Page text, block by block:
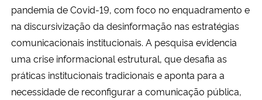
Advocacia-Geral da União
Banco Central do Brasil
Planalto
pandemia de Covid-19, com foco no enquadramento e
na discursivização da desinformação nas estratégias
comunicacionais institucionais. A pesquisa evidencia
uma crise informacional estrutural, que desafia as
práticas institucionais tradicionais e aponta para a
necessidade de reconfigurar a comunicação pública,